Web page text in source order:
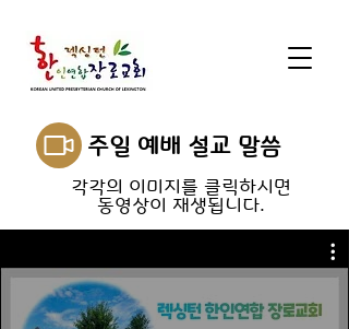
주일 예배 설교 말씀
각각의 이미지를 클릭하시면
동영상이 재생됩니다.